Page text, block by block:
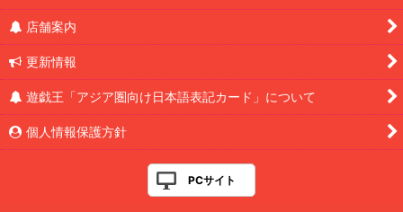
店舗案内
更新情報
遊戯王「アジア圏向け日本語表記カード」について
個人情報保護方針
PCサイト